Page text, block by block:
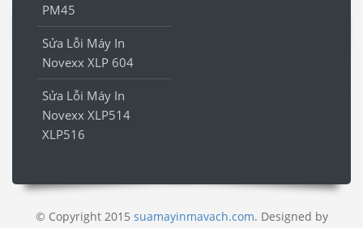
PM45
Sửa Lỗi Máy In
Novexx XLP 604
Sửa Lỗi Máy In
Novexx XLP514
XLP516
© Copyright 2015 suamayinmavach.com. Designed by